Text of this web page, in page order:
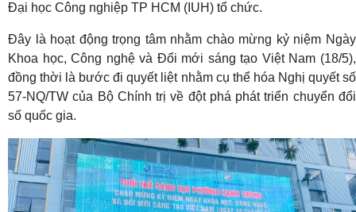
Đại học Công nghiệp TP HCM (IUH) tổ chức.
Đây là hoạt động trọng tâm nhằm chào mừng kỷ niệm Ngày
Khoa học, Công nghệ và Đổi mới sáng tạo Việt Nam (18/5),
đồng thời là bước đi quyết liệt nhằm cụ thể hóa Nghị quyết số
57-NQ/TW của Bộ Chính trị về đột phá phát triển chuyển đổi
số quốc gia.